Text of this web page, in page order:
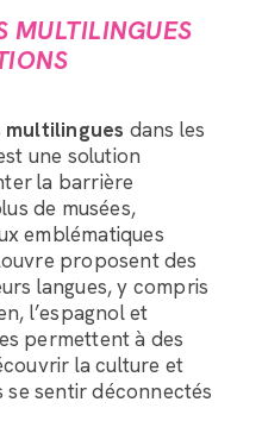
MULTILINGUES
multilingues dans les
une solution
la barrière
de musées,
emblématiques
proposent des
langues, y compris
l’espagnol et
permettent à des
la culture et
se sentir déconnectés